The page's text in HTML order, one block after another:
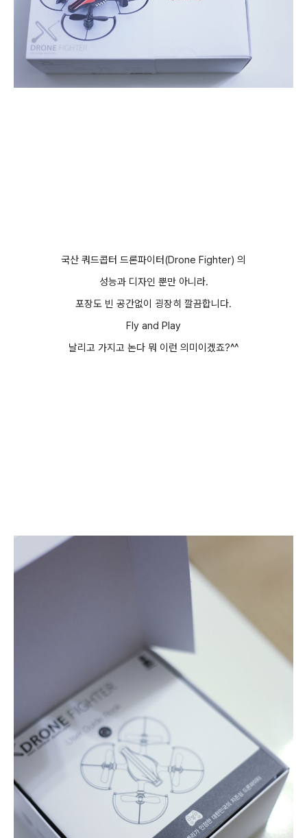
국산 쿼드콥터 드론파이터(Drone Fighter) 의
성능과 디자인 뿐만 아니라.
포장도 빈 공간없이 굉장히 깔끔합니다.
Fly and Play
날리고 가지고 논다 뭐 이런 의미이겠죠?^^